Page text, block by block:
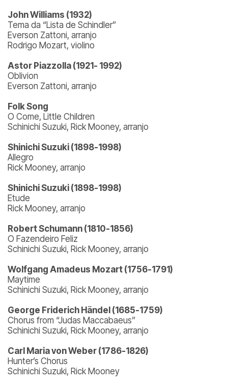
John Williams (1932)
Tema da “Lista de Schindler”
Everson Zattoni, arranjo
Rodrigo Mozart, violino
Astor Piazzolla (1921- 1992)
Oblivion
Everson Zattoni, arranjo
Folk Song
O Come, Little Children
Schinichi Suzuki, Rick Mooney, arranjo
Shinichi Suzuki (1898-1998)
Allegro
Rick Mooney, arranjo
Shinichi Suzuki (1898-1998)
Etude
Rick Mooney, arranjo
Robert Schumann (1810-1856)
O Fazendeiro Feliz
Schinichi Suzuki, Rick Mooney, arranjo
Wolfgang Amadeus Mozart (1756-1791)
Maytime
Schinichi Suzuki, Rick Mooney, arranjo
George Friderich Händel (1685-1759)
Chorus from “Judas Maccabaeus”
Schinichi Suzuki, Rick Mooney, arranjo
Carl Maria von Weber (1786-1826)
Hunter’s Chorus
Schinichi Suzuki, Rick Mooney